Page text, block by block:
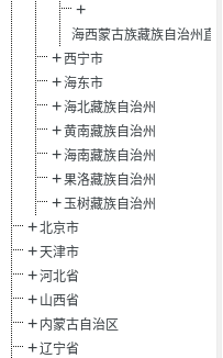
海西蒙古族藏族自治州直辖
西宁市
海东市
海北藏族自治州
黄南藏族自治州
海南藏族自治州
果洛藏族自治州
玉树藏族自治州
北京市
天津市
河北省
山西省
内蒙古自治区
辽宁省